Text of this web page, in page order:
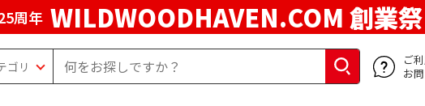
周年 WILDWOODHAVEN.COM 創業祭
ご
お